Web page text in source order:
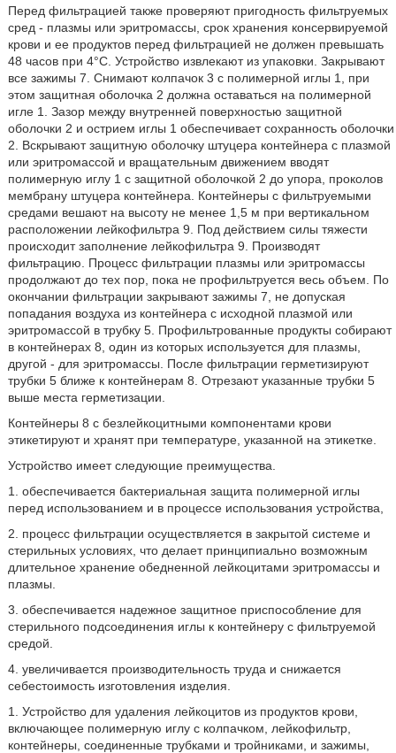
Перед фильтрацией также проверяют пригодность фильтруемых
сред - плазмы или эритромассы, срок хранения консервируемой
крови и ее продуктов перед фильтрацией не должен превышать
48 часов при 4°C. Устройство извлекают из упаковки. Закрывают
все зажимы 7. Снимают колпачок 3 с полимерной иглы 1, при
этом защитная оболочка 2 должна оставаться на полимерной
игле 1. Зазор между внутренней поверхностью защитной
оболочки 2 и острием иглы 1 обеспечивает сохранность оболочки
2. Вскрывают защитную оболочку штуцера контейнера с плазмой
или эритромассой и вращательным движением вводят
полимерную иглу 1 с защитной оболочкой 2 до упора, проколов
мембрану штуцера контейнера. Контейнеры с фильтруемыми
средами вешают на высоту не менее 1,5 м при вертикальном
расположении лейкофильтра 9. Под действием силы тяжести
происходит заполнение лейкофильтра 9. Производят
фильтрацию. Процесс фильтрации плазмы или эритромассы
продолжают до тех пор, пока не профильтруется весь объем. По
окончании фильтрации закрывают зажимы 7, не допуская
попадания воздуха из контейнера с исходной плазмой или
эритромассой в трубку 5. Профильтрованные продукты собирают
в контейнерах 8, один из которых используется для плазмы,
другой - для эритромассы. После фильтрации герметизируют
трубки 5 ближе к контейнерам 8. Отрезают указанные трубки 5
выше места герметизации.
Контейнеры 8 с безлейкоцитными компонентами крови
этикетируют и хранят при температуре, указанной на этикетке.
Устройство имеет следующие преимущества.
1. обеспечивается бактериальная защита полимерной иглы
перед использованием и в процессе использования устройства,
2. процесс фильтрации осуществляется в закрытой системе и
стерильных условиях, что делает принципиально возможным
длительное хранение обедненной лейкоцитами эритромассы и
плазмы.
3. обеспечивается надежное защитное приспособление для
стерильного подсоединения иглы к контейнеру с фильтруемой
средой.
4. увеличивается производительность труда и снижается
себестоимость изготовления изделия.
1. Устройство для удаления лейкоцитов из продуктов крови,
включающее полимерную иглу с колпачком, лейкофильтр,
контейнеры, соединенные трубками и тройниками, и зажимы,